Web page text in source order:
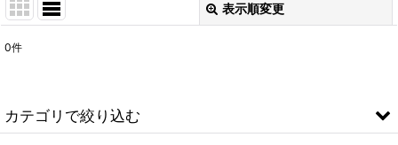
表示順変更
表示数
0件
カテゴリで絞り込む